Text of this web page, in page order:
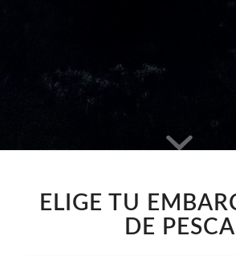
ELIGE TU
DE PESCA